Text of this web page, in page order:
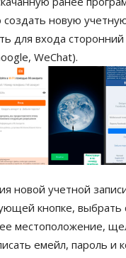
новую
для входа сторонний
WeChat).
новой учетной
кнопке, выбрать
местоположение,
емейл, пароль и